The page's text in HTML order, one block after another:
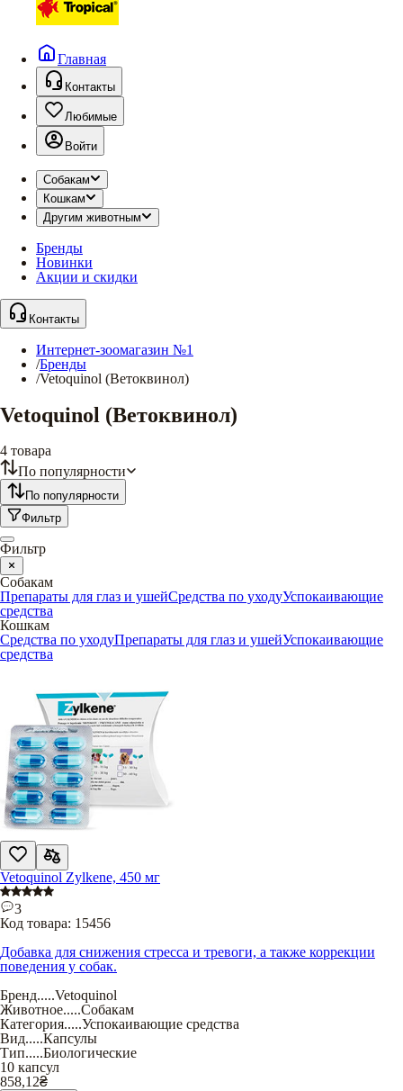
Главная
Контакты
Любимые
Войти
Собакам
Кошкам
Другим животным
Бренды
Новинки
Акции и скидки
Контакты
Интернет-зоомагазин №1
/Бренды
/Vetoquinol (Ветоквинол)
Vetoquinol (Ветоквинол)
4 товара
По популярности
По популярности
Фильтр
Фильтр
Собакам
Препараты для глаз и ушейСредства по уходуУспокаивающие
средства
Кошкам
Средства по уходуПрепараты для глаз и ушейУспокаивающие
средства
Vetoquinol Zylkene, 450 мг
3
Код товара: 15456
Добавка для снижения стресса и тревоги, а также коррекции
поведения у собак.
Бренд.....Vetoquinol
Животное.....Собакам
Категория.....Успокаивающие средства
Вид.....Капсулы
Тип.....Биологические
10 капсул
858,12₴